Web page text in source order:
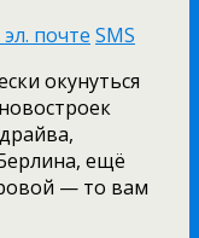
почте SMS
окунуться
ещё
— то вам